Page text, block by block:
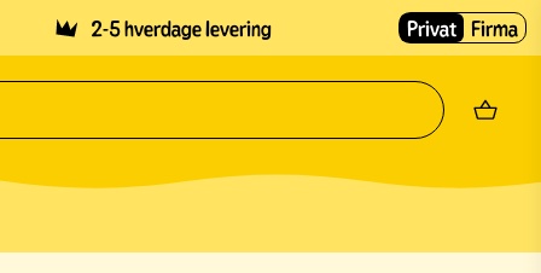
2-5 hverdage levering Privat Firma